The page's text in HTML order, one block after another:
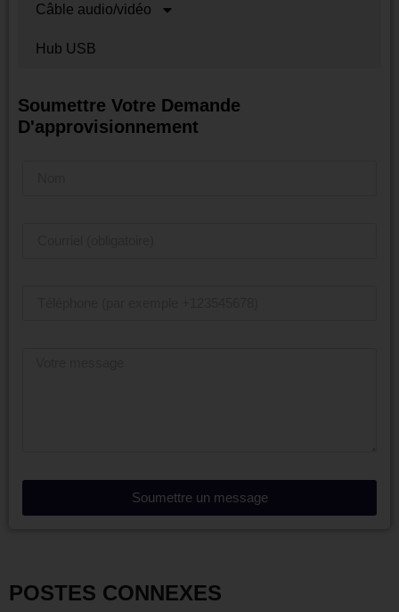
Câble audio/vidéo
Hub USB
Soumettre Votre Demande
D'approvisionnement
Soumettre un message
POSTES CONNEXES